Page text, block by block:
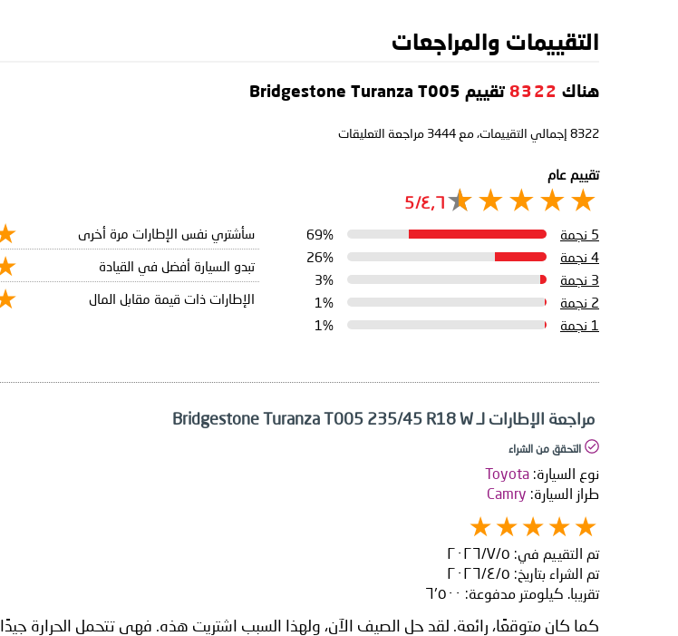
التقييمات والمراجعات
هناك 8322 تقييم Bridgestone Turanza T005
8322 إجمالي التقييمات، مع 3444 مراجعة التعليقات
تقييم عام
٤٫٦/5
5 نجمة
69%
4 نجمة
26%
3 نجمة
3%
2 نجمة
1%
1 نجمة
1%
سأشتري نفس الإطارات مرة أخرى
تبدو السيارة أفضل في القيادة
الإطارات ذات قيمة مقابل المال
مراجعة الإطارات لـ Bridgestone Turanza T005 235/45 R18 W
التحقق من الشراء
نوع السيارة: Toyota
طراز السيارة: Camry
تم التقييم في: ٥‏/٧‏/٢٠٢٦
تم الشراء بتاريخ: ٥‏/٤‏/٢٠٢٦
تقريبا. كيلومتر مدفوعة: ٦٬٥٠٠
كما كان متوقعًا، رائعة. لقد حل الصيف الآن، ولهذا السبب اشتريت هذه. فهي تتحمل الحرارة جيدًا